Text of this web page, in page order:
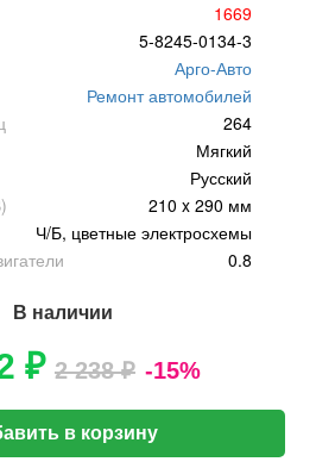
1669
5-8245-0134-3
Арго-Авто
Ремонт автомобилей
264
Мягкий
Русский
210 x 290 мм
Ч/Б, цветные электросхемы
0.8
В наличии
₽ 2 238 ₽ -15%
в корзину